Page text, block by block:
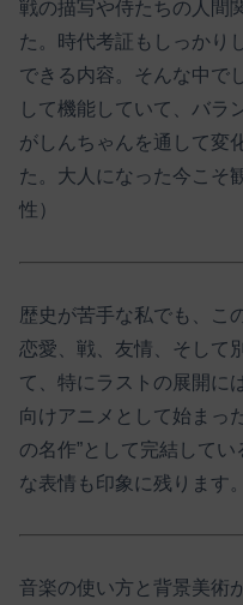
戦の描写や侍たちの人間
た。時代考証もしっかり
できる内容。そんな中で
して機能していて、バラ
がしんちゃんを通して変
た。大人になった今こ
性）
歴史が苦手な私でも、こ
恋愛、戦、友情、そして
て、特にラストの展開に
向けアニメとして始まっ
の名作”として完結して
な表情も印象に残ります
音楽の使い方と背景美術